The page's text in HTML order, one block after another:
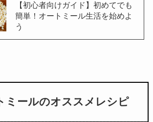
【初心者向けガイド】初めてでも
簡単！オートミール生活を始めよ
う
ミールのオススメレシピ